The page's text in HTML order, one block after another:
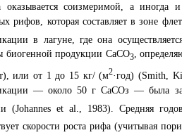
оказывается соизмеримой, а иногда
рифов, которая составляет в зоне
в лагуне, где она
биогенной продукции СаСО3,
или от 1 до 15 кг/ (м2·год) (Smith,
— около 50 г СаСОз — была
(Johannes et al., 1983). Средняя
скорости роста рифа (учитывая